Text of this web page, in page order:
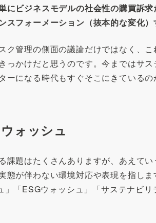
にビジネスモデルの社会性の購買訴
フォーメーション（抜本的な変化）
ク管理の側面の議論だけではなく、
っかけだと思うのです。今まではサ
になる時代もすぐそこにきているの
ォッシュ
課題はたくさんありますが、あえて
態が伴わない環境対応や表現を指し
「ESGウォッシュ」「サステナビ